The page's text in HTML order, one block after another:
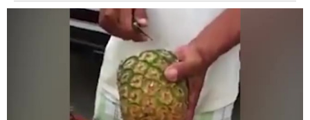
Филетиране на Щука
5:19